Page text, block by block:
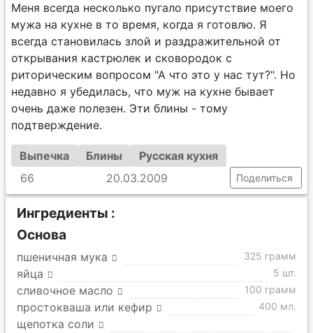
Меня всегда несколько пугало присутствие моего
мужа на кухне в то время, когда я готовлю. Я
всегда становилась злой и раздражительной от
открывания кастрюлек и сковородок с
риторическим вопросом "А что это у нас тут?". Но
недавно я убедилась, что муж на кухне бывает
очень даже полезен. Эти блины - тому
подтверждение.
Выпечка Блины
Русская кухня
66
20.03.2009 Поделиться
Ингредиенты :
Основа
пшеничная мука 325 грамм
яйца 5 шт.
сливочное масло 100 грамм
простокваша или кефир 400 мл.
щепотка соли